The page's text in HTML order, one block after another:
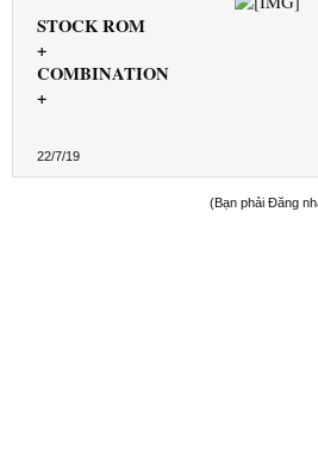
STOCK ROM
+
COMBINATION
+
22/7/19
(Bạn phải Đăng